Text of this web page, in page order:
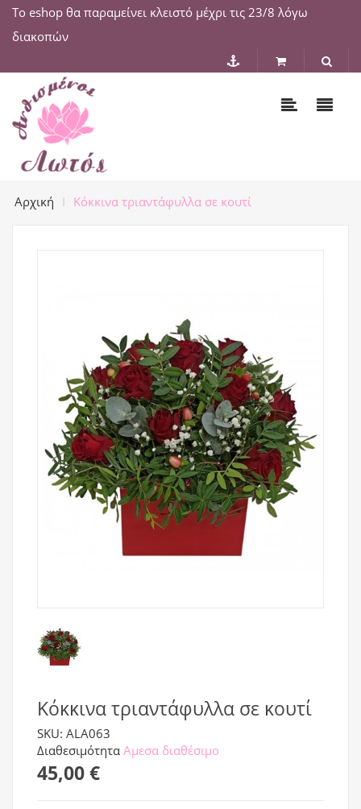
Το eshop θα παραμείνει κλειστό μέχρι τις 23/8 λόγω
διακοπών
Αρχική Κόκκινα τριαντάφυλλα σε κουτί
Κόκκινα τριαντάφυλλα σε κουτί
SKU: ALA063
Διαθεσιμότητα Αμεσα διαθέσιμο
45,00 €